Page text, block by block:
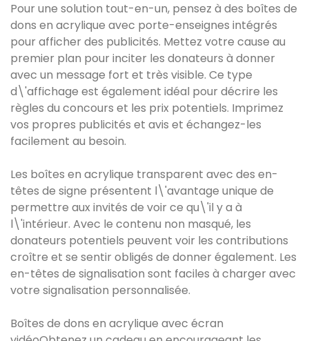
Pour une solution tout-en-un, pensez à des boîtes de
dons en acrylique avec porte-enseignes intégrés
pour afficher des publicités. Mettez votre cause au
premier plan pour inciter les donateurs à donner
avec un message fort et très visible. Ce type
d\'affichage est également idéal pour décrire les
règles du concours et les prix potentiels. Imprimez
vos propres publicités et avis et échangez-les
facilement au besoin.
Les boîtes en acrylique transparent avec des en-
têtes de signe présentent l\'avantage unique de
permettre aux invités de voir ce qu\'il y a à
l\'intérieur. Avec le contenu non masqué, les
donateurs potentiels peuvent voir les contributions
croître et se sentir obligés de donner également. Les
en-têtes de signalisation sont faciles à charger avec
votre signalisation personnalisée.
Boîtes de dons en acrylique avec écran